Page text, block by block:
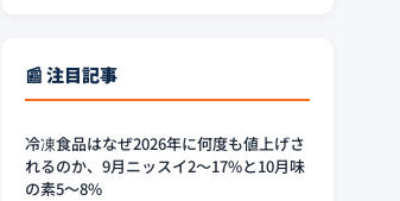
📰 注目記事
冷凍食品はなぜ2026年に何度も値上げさ
れるのか、9月ニッスイ2〜17%と10月味
の素5〜8%